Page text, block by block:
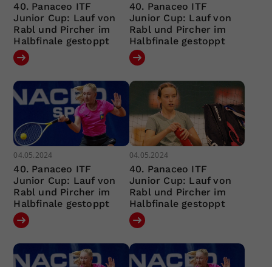
40. Panaceo ITF
Junior Cup: Lauf von
Rabl und Pircher im
Halbfinale gestoppt
40. Panaceo ITF
Junior Cup: Lauf von
Rabl und Pircher im
Halbfinale gestoppt
04.05.2024
40. Panaceo ITF
Junior Cup: Lauf von
Rabl und Pircher im
Halbfinale gestoppt
04.05.2024
40. Panaceo ITF
Junior Cup: Lauf von
Rabl und Pircher im
Halbfinale gestoppt